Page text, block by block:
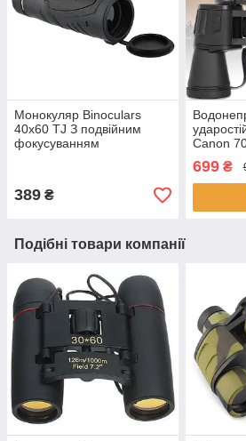
Монокуляр Binoculars
40x60 TJ З подвійним
фокусуванням
389 ₴
Canon
699₴
Подібні товари компанії